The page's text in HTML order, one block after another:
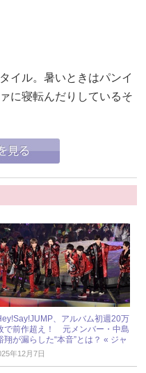
イル。暑いときはパンイ
に寝転んだりしているそ
、アルバム初週20万
で前作超え！ 元メンバー・中島
翔が漏らした“本音”とは？ « ジャ
ーズ研究会
年12月7日